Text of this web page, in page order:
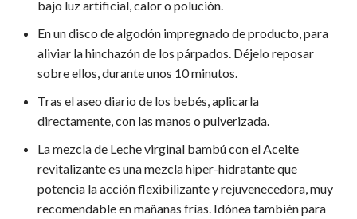
bajo luz artificial, calor o polución.
En un disco de algodón impregnado de producto, para
aliviar la hinchazón de los párpados. Déjelo reposar
sobre ellos, durante unos 10 minutos.
Tras el aseo diario de los bebés, aplicarla
directamente, con las manos o pulverizada.
La mezcla de Leche virginal bambú con el Aceite
revitalizante es una mezcla hiper-hidratante que
potencia la acción flexibilizante y rejuvenecedora, muy
recomendable en mañanas frías. Idónea también para